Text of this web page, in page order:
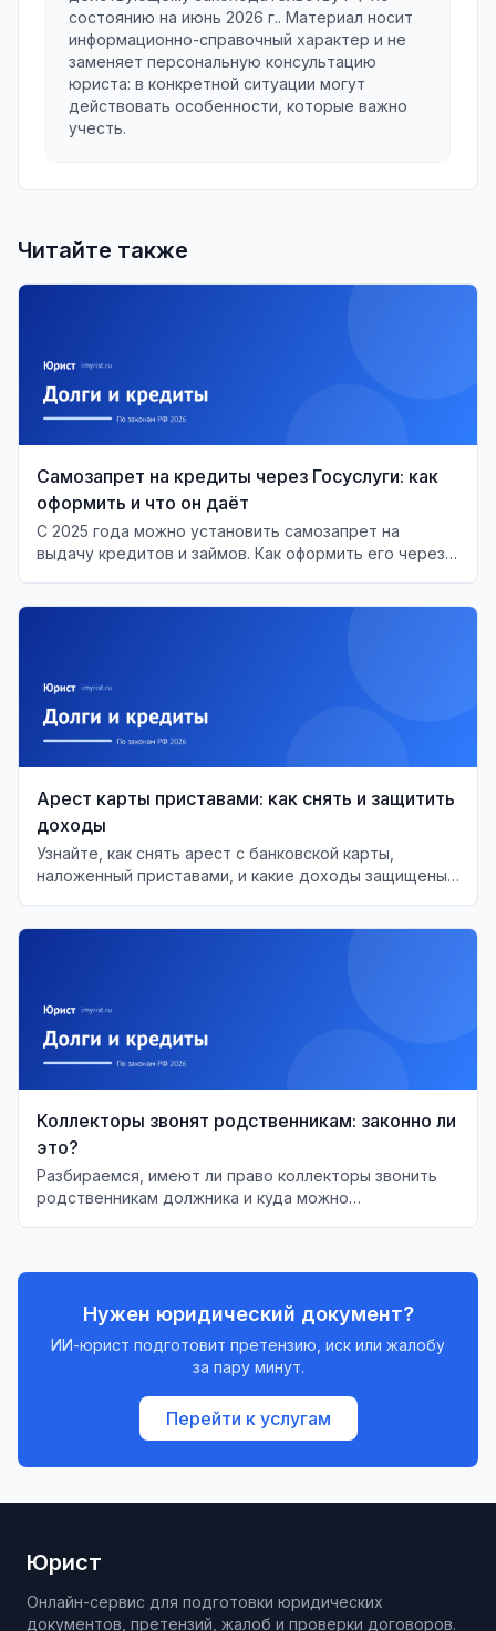
состоянию на июнь 2026 г.. Материал носит
информационно-справочный характер и не
заменяет персональную консультацию
юриста: в конкретной ситуации могут
действовать особенности, которые важно
учесть.
Читайте также
Самозапрет на кредиты через Госуслуги: как
оформить и что он даёт
С 2025 года можно установить самозапрет на
выдачу кредитов и займов. Как оформить его через
Арест карты приставами: как снять и защитить
доходы
Узнайте, как снять арест с банковской карты,
наложенный приставами, и какие доходы защищены
Коллекторы звонят родственникам: законно ли
это?
Разбираемся, имеют ли право коллекторы звонить
родственникам должника и куда можно
Нужен юридический документ?
ИИ-юрист подготовит претензию, иск или жалобу
за пару минут.
Перейти к услугам
Юрист
Онлайн-сервис для подготовки юридических
документов, претензий, жалоб и проверки договоров.